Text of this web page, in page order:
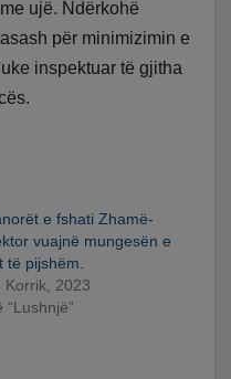
ujë. Ndërkohë
për minimizimin e
inspektuar të gjitha
e fshati Zhamë-
vuajnë mungesën e
të pijshëm.
Korrik, 2023
“Lushnjë”